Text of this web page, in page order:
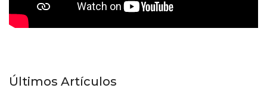
Últimos Artículos